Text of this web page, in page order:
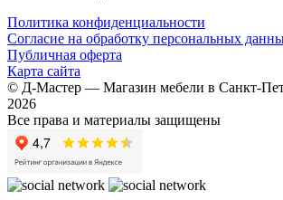
Политика конфиденциальности
Согласие на обработку персональных
Публичная оферта
Карта сайта
© Д-Мастер — Магазин мебели в Санкт-
2026
Все права и материалы защищены